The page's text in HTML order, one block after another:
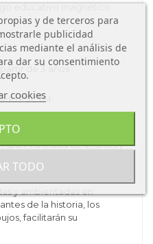
educativo magnético
de 3 años
FSCTM
Historia
variedad de imanes y
de la historia, los
facilitarán su
y de terceros para
publicidad
mediante el análisis de
dar su consentimiento
cookies
TODO